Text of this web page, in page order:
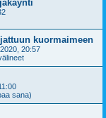
kuormaimeen
20:57
sana)